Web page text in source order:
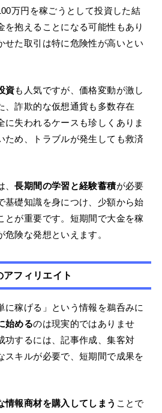
万円を稼ごうとして投資した結
を抱えることになる可能性もあり
せた取引は特に危険性が高いとい
資も人気ですが、価格変動が激し
、詐欺的な仮想通貨も多数存在
に失われるケースも珍しくありま
ため、トラブルが発生しても救済
、長期間の学習と経験蓄積が必要
基礎知識を身につけ、少額から始
とが重要です。短期間で大金を稼
険な発想といえます。
フィリエイト
に稼げる」という情報を鵜呑みに
始めるのは現実的ではありませ
功するには、記事作成、集客対
スキルが必要で、短期間で成果を
情報商材を購入してしまう ことで